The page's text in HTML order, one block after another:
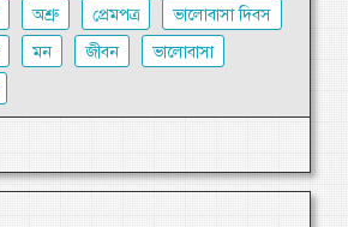
অশ্রু প্রেমপত্র
ভালোবাসা দিবস
মন জীবন
ভালোবাসা